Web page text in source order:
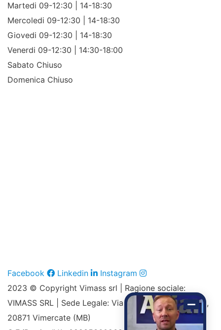
Martedi 09-12:30 | 14-18:30
Mercoledi 09-12:30 | 14-18:30
Giovedi 09-12:30 | 14-18:30
Venerdi 09-12:30 | 14:30-18:00
Sabato Chiuso
Domenica Chiuso
Facebook Linkedin
Instagram
2023 © Copyright Vimass srl | Ragione sociale:
VIMASS SRL | Sede Legale: Via Vittorio Emanuele, 38,
20871 Vimercate (MB)